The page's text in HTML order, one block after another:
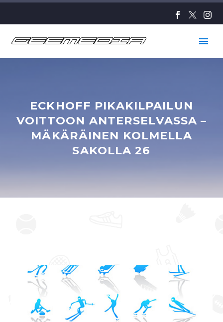
ECKHOFF PIKAKILPAILUN
VOITTOON ANTERSELVASSA –
MÄKÄRÄINEN KOLMELLA
SAKOLLA 26